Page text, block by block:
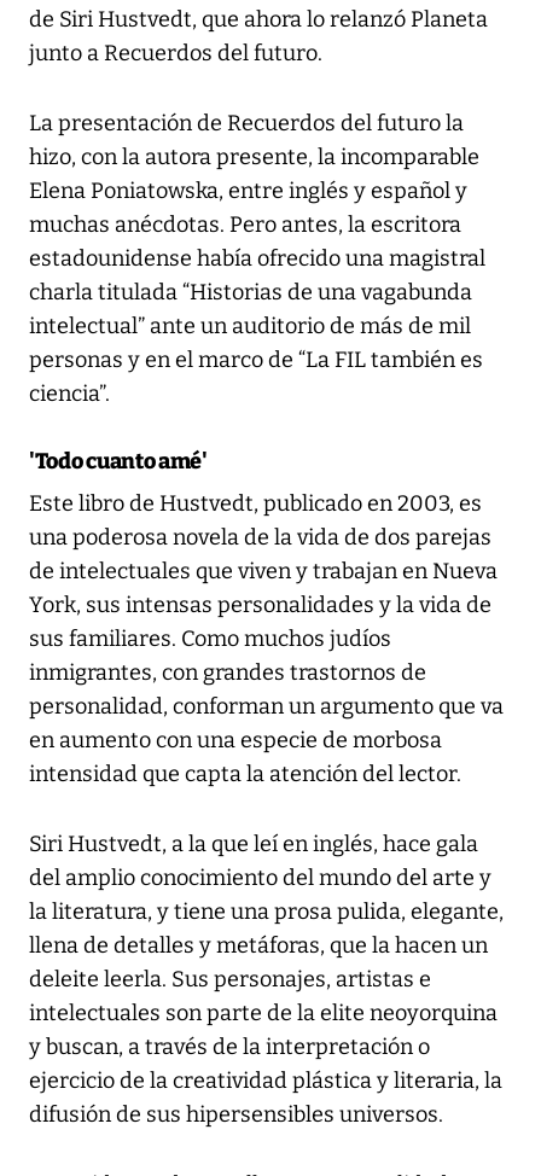
de Siri Hustvedt, que ahora lo relanzó Planeta
junto a Recuerdos del futuro.
La presentación de Recuerdos del futuro la
hizo, con la autora presente, la incomparable
Elena Poniatowska, entre inglés y español y
muchas anécdotas. Pero antes, la escritora
estadounidense había ofrecido una magistral
charla titulada “Historias de una vagabunda
intelectual” ante un auditorio de más de mil
personas y en el marco de “La FIL también es
ciencia”.
'Todo cuanto amé'
Este libro de Hustvedt, publicado en 2003, es
una poderosa novela de la vida de dos parejas
de intelectuales que viven y trabajan en Nueva
York, sus intensas personalidades y la vida de
sus familiares. Como muchos judíos
inmigrantes, con grandes trastornos de
personalidad, conforman un argumento que va
en aumento con una especie de morbosa
intensidad que capta la atención del lector.
Siri Hustvedt, a la que leí en inglés, hace gala
del amplio conocimiento del mundo del arte y
la literatura, y tiene una prosa pulida, elegante,
llena de detalles y metáforas, que la hacen un
deleite leerla. Sus personajes, artistas e
intelectuales son parte de la elite neoyorquina
y buscan, a través de la interpretación o
ejercicio de la creatividad plástica y literaria, la
difusión de sus hipersensibles universos.